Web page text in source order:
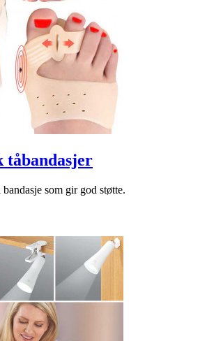
tåbandasjer
som gir god støtte.